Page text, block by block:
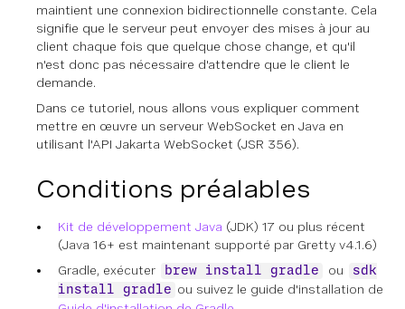
maintient une connexion bidirectionnelle constante. Cela
signifie que le serveur peut envoyer des mises à jour au
client chaque fois que quelque chose change, et qu'il
n'est donc pas nécessaire d'attendre que le client le
demande.
Dans ce tutoriel, nous allons vous expliquer comment
mettre en œuvre un serveur WebSocket en Java en
utilisant l'API Jakarta WebSocket (JSR 356).
Conditions préalables
Kit de développement Java (JDK) 17 ou plus récent
(Java 16+ est maintenant supporté par Gretty v4.1.6)
Gradle, exécuter
brew install gradle ou
sdk
install gradle ou suivez le guide d'installation de